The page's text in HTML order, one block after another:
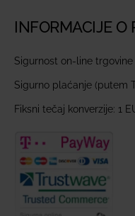
INFORMACIJE O
Sigurnost on-line trgovine
Sigurno plaćanje (putem
Fiksni tečaj konverzije: 1